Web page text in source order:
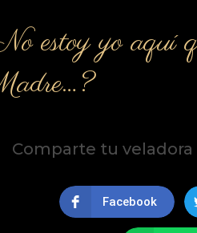
estoy yo aquí
Comparte tu veladora
Facebook